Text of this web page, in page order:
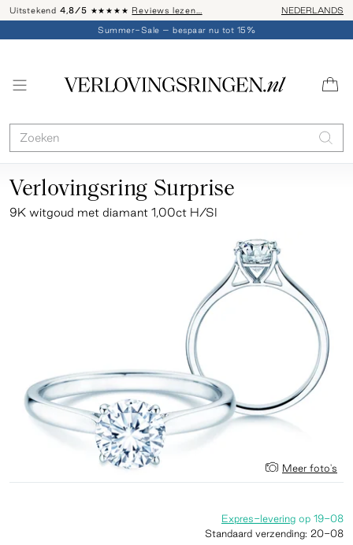
Uitstekend 4,8/5 ★★★★★ Reviews lezen… Advies: 020 -
NEDERLANDS
Summer-Sale – bespaar nu tot 15%
Verlovingsring Surprise
9K witgoud met diamant 1,00ct H/SI
Meer foto's
Expres-levering op 19-08
Standaard verzending: 20-08